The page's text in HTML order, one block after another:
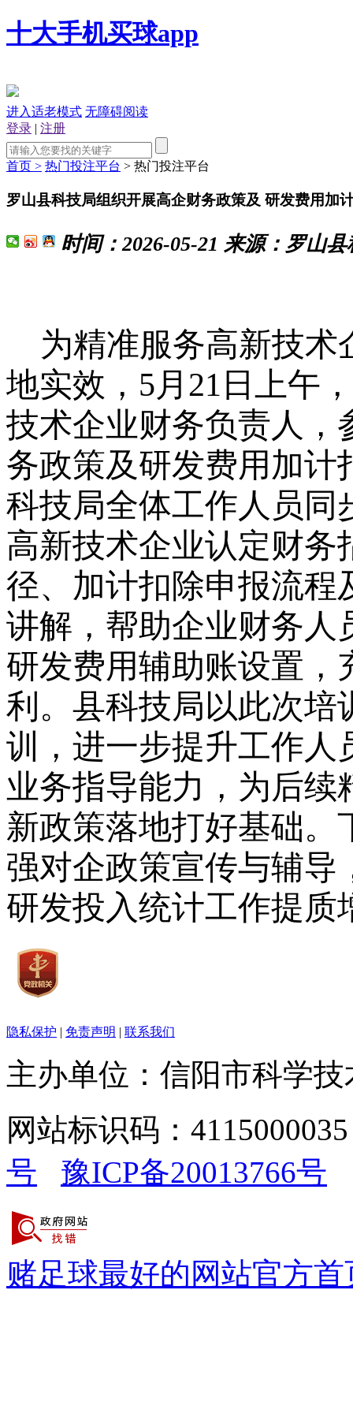
十大手机买球app
进入适老模式 无障碍阅读
登录 | 注册
首页 > 热门投注平台 > 热门投注平台
罗山县科技局组织开展高企财务政策及 研发费用加
时间： 2026-05-21 来源： 罗山县
为精准服务高新技
地实效， 5月 21 日上午 ，
技术企业财务负责人，
务政策及研发费用加计
科技局全体工作人员同
高新技术企业认定财务
径、加计扣除申报流程
讲解，帮助企业财务人
研发费用辅助账设置，
利。县科技局以此次培
训，进一步提升工作人
业务指导能力，为后续
新政策落地打好基础。
强对企政策宣传与辅导
研发投入统计工作提质
隐私保护 | 免责声明 | 联系我们
主办单位：信阳市科学
网站标识码：
号
豫ICP备20013766号
赌足球最好的网站官方首